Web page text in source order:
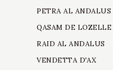
PETRA AL ANDALUS
QASAM DE LOZELLE
RAID AL ANDALUS
VENDETTA D'AX